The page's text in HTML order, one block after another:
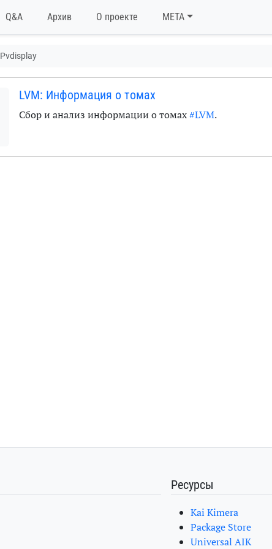
Q&A Архив О проекте META
Pvdisplay
LVM: Информация о томах
Сбор и анализ информации о томах#LVM.
Ресурсы
Kai Kimera
Package Store
Universal AIK